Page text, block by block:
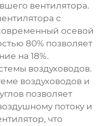
вентилятора.
с
осевой
80% позволяет
на 18%.
воздуховодов.
воздуховодов и
позволяет
потоку и
что